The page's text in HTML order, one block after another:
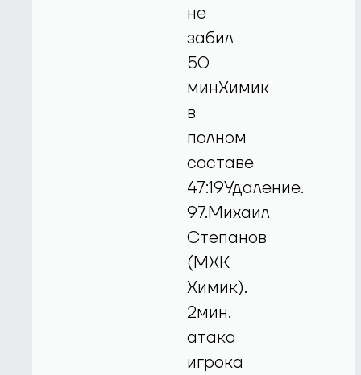
не
забил
50
минХимик
в
полном
составе
47:19Удаление.
97.Михаил
Степанов
(МХК
Химик).
2мин.
атака
игрока